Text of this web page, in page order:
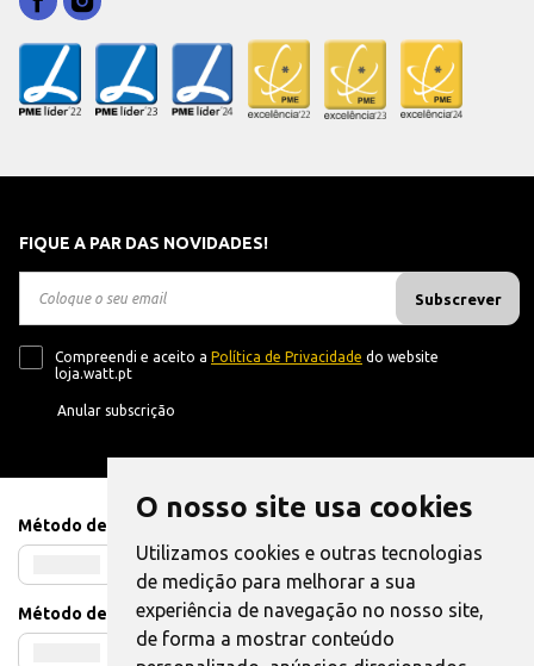
O nosso site usa cookies
Utilizamos cookies e outras tecnologias
de medição para melhorar a sua
experiência de navegação no nosso site,
de forma a mostrar conteúdo
FIQUE A PAR DAS NOVIDADES!
Subscrever
Compreendi e aceito a Política de Privacidade do website
loja.watt.pt
Anular subscrição
Método de Pagamento
Método de Envio